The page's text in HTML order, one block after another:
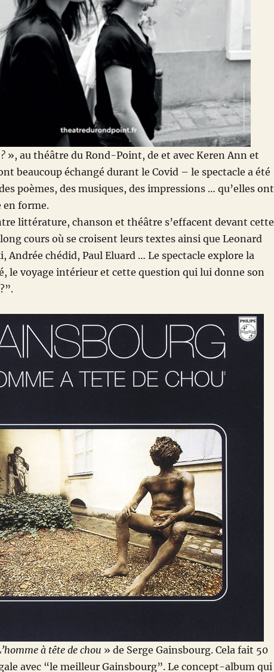
», au théâtre du Rond-Point, de et avec Keren Ann et
beaucoup échangé durant le Covid – le spectacle a été
poèmes, des musiques, des impressions … qu’elles ont
en forme.
littérature, chanson et théâtre s’effacent devant cette
cours où se croisent leurs textes ainsi que Leonard
Andrée chédid, Paul Eluard … Le spectacle explore la
le voyage intérieur et cette question qui lui donne son
à tête de chou » de Serge Gainsbourg. Cela fait 50
avec “le meilleur Gainsbourg”. Le concept-album qui